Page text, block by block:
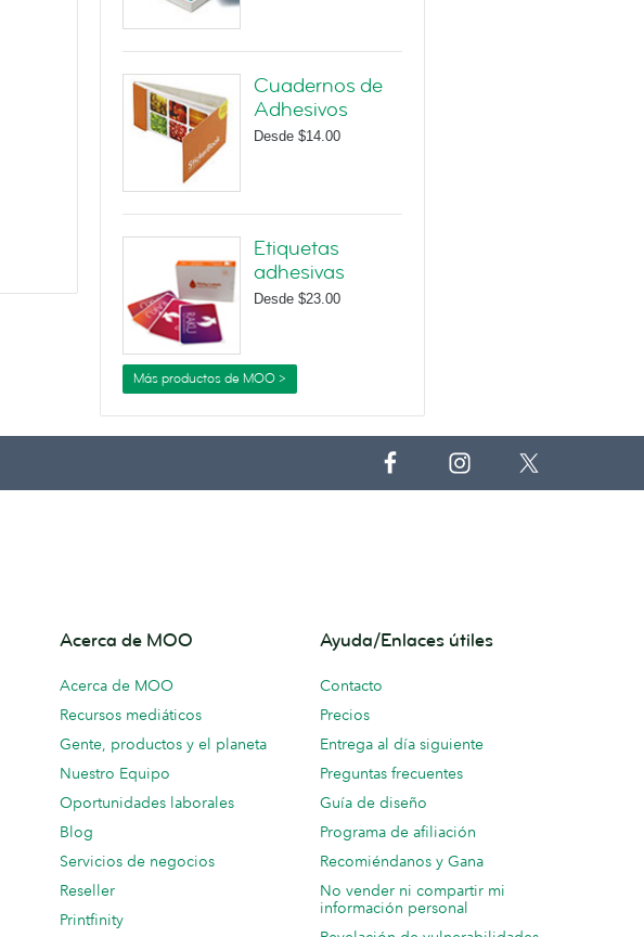
Cuadernos de
Adhesivos
Desde $14.00
Etiquetas
adhesivas
Desde $23.00
Más productos de MOO >
Acerca de MOO
Acerca de MOO
Recursos mediáticos
Gente, productos y el planeta
Nuestro Equipo
Oportunidades laborales
Blog
Servicios de negocios
Reseller
Printfinity
Ayuda/Enlaces útiles
Contacto
Precios
Entrega al día siguiente
Preguntas frecuentes
Guía de diseño
Programa de afiliación
Recomiéndanos y Gana
No vender ni compartir mi
información personal